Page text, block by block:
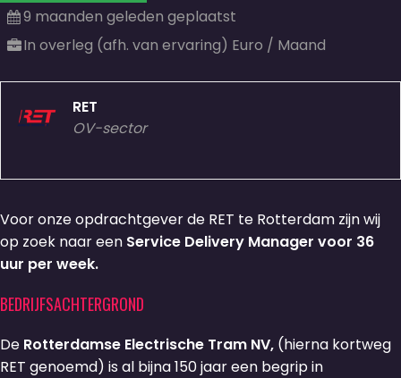
9 maanden geleden geplaatst
In overleg (afh. van ervaring) Euro / Maand
RET
OV-sector
Voor onze opdrachtgever de RET te Rotterdam zijn wij
op zoek naar een Service Delivery Manager voor 36
uur per week.
BEDRIJFSACHTERGROND
De Rotterdamse Electrische Tram NV, (hierna kortweg
RET genoemd) is al bijna 150 jaar een begrip in